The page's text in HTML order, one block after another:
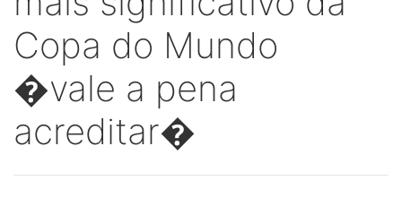
Copa do Mundo
�vale a pena
acreditar�